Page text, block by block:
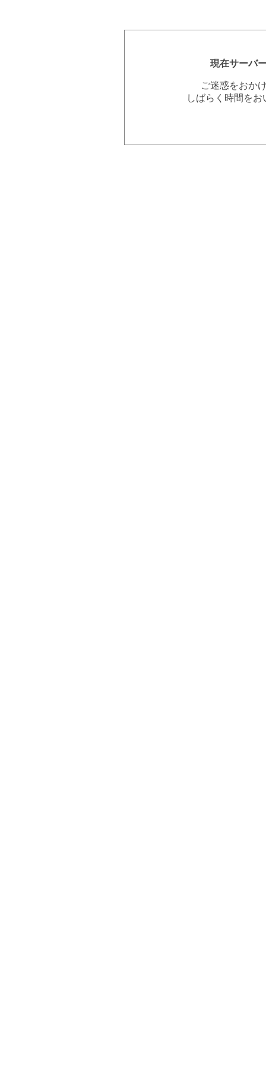
現在サーバ
ご迷惑をおか
しばらく時間を